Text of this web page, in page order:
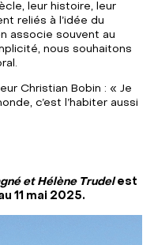
leur histoire, leur
reliés à l’idée du
associe souvent au
nous souhaitons
Christian Bobin : « Je
c’est l’habiter aussi
et Hélène Trudelest
11 mai 2025.